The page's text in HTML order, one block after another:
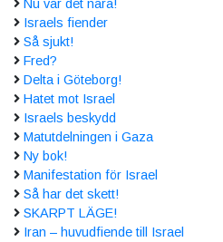
Nu var det nära!
Israels fiender
Så sjukt!
Fred?
Delta i Göteborg!
Hatet mot Israel
Israels beskydd
Matutdelningen i Gaza
Ny bok!
Manifestation för Israel
Så har det skett!
SKARPT LÄGE!
Iran – huvudfiende till Israel